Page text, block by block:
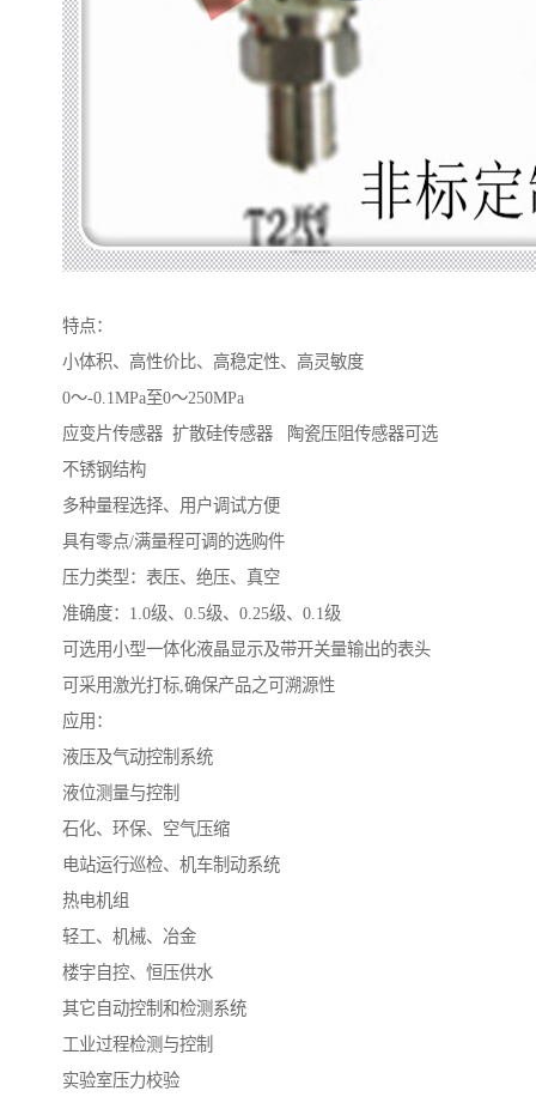
特点：
小体积、高性价比、高稳定性、高灵敏度
0～-0.1MPa至0～250MPa
应变片传感器 扩散硅传感器 陶瓷压阻传感器可选
不锈钢结构
多种量程选择、用户调试方便
具有零点/满量程可调的选购件
压力类型：表压、绝压、真空
准确度：1.0级、0.5级、0.25级、0.1级
可选用小型一体化液晶显示及带开关量输出的表头
可采用激光打标,确保产品之可溯源性
应用：
液压及气动控制系统
液位测量与控制
石化、环保、空气压缩
电站运行巡检、机车制动系统
热电机组
轻工、机械、冶金
楼宇自控、恒压供水
其它自动控制和检测系统
工业过程检测与控制
实验室压力校验